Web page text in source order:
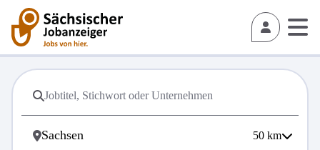
50 km